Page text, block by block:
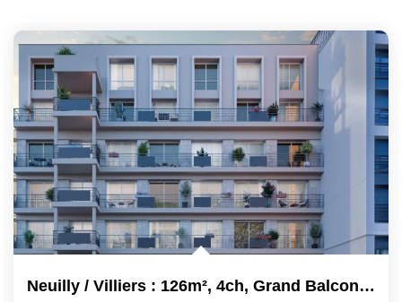
Neuilly / Villiers : 126m², 4ch, Grand Balcon, Immeuble Neuf